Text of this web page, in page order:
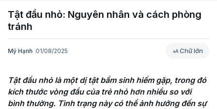
Tật đầu nhỏ: Nguyên nhân và cách phòng
tránh
Mỹ Hạnh 01/08/2025 Chữ lớn
Chữ lớn
Tật đầu nhỏ là một dị tật bẩm sinh hiếm gặp, trong đó
kích thước vòng đầu của trẻ nhỏ hơn nhiều so với
bình thường. Tình trạng này có thể ảnh hưởng đến sự